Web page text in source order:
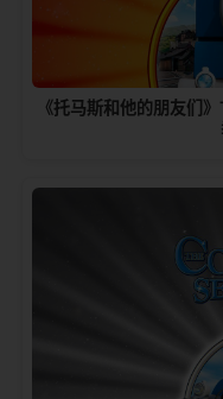
《托马斯和他的朋友们